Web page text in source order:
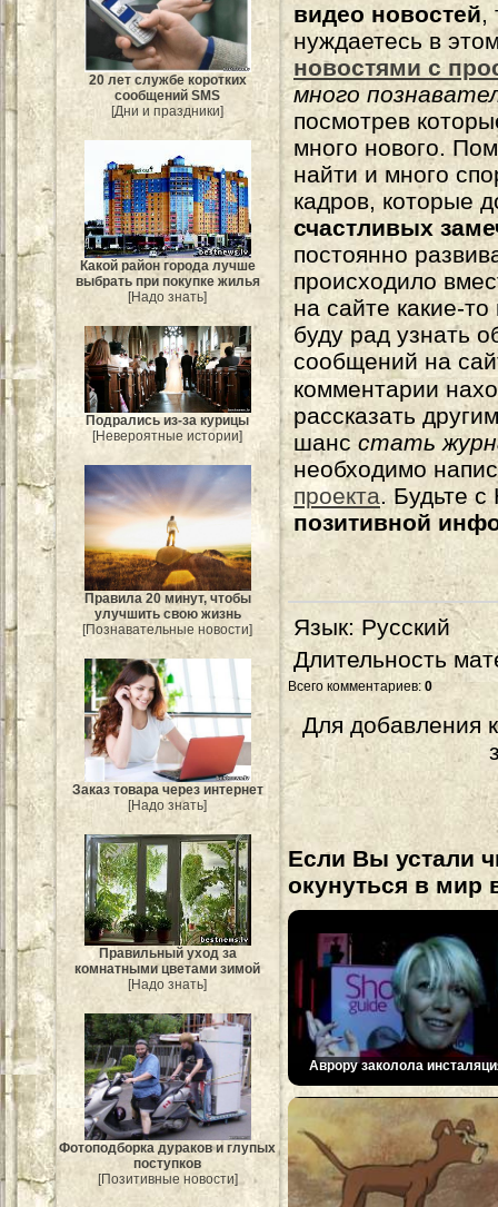
20 лет службе коротких
сообщений SMS
[Дни и праздники]
Какой район города лучше
выбрать при покупке жилья
[Надо знать]
Подрались из-за курицы
[Невероятные истории]
Правила 20 минут, чтобы
улучшить свою жизнь
[Познавательные новости]
Заказ товара через интернет
[Надо знать]
Правильный уход за
комнатными цветами зимой
[Надо знать]
Фотоподборка дураков и глупых
поступков
[Позитивные новости]
видео новостей,
нуждаетесь в
новостями с
много
посмотрев
много нового.
найти и много
кадров, которые
счастливых
постоянно
происходило
на сайте какие-
буду рад узнать
сообщений на
комментарии
рассказать
шанс стать
необходимо
проекта. Будьте
позитивной
Язык: Русский
Длительность
Всего комментариев: 0
Для добавления
Если Вы устали
окунуться в мир
Аврору заколола